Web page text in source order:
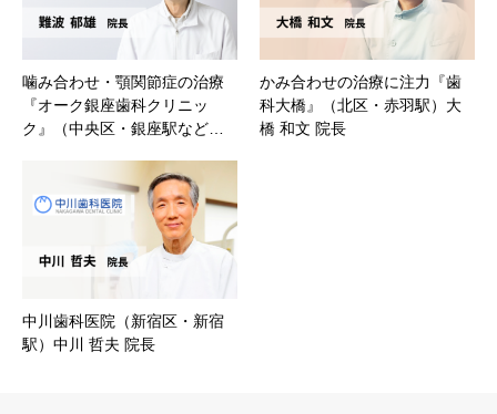
噛み合わせ・顎関節症の治療
『オーク銀座歯科クリニッ
ク』（中央区・銀座駅など…
かみ合わせの治療に注力『歯
科大橋』（北区・赤羽駅）大
橋 和文 院長
中川歯科医院（新宿区・新宿
駅）中川 哲夫 院長